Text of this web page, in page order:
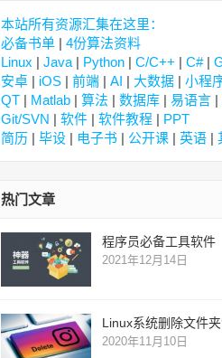
本站所有资源汇集在这里：
必备书单 | 4份算法资料
Linux | Java | Python | C/C++ | C#|
安卓 | iOS | 前端 | AI | 大数据 | 小程
QT | Matlab | 算法 | 数据库 | 易语言 |
Git/SVN | 软件 | 软件教程 | PPT
简历 | 毕设 | 电子书 | 公开课 | 英语 |
热门文章
程序员必备工具软件
2021年12月14日
Linux系统删除文件
2020年11月10日